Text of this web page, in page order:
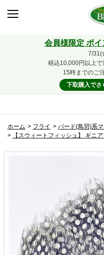
会員様限定 ポイ
7/31(
税込10,000円以上で
15時までのご
下取購入でさ
ホーム > フライ > バード(鳥羽)系
>
【スウィートフィッシュ】 ギニ